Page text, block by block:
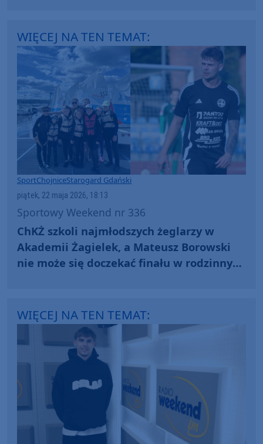
WIĘCEJ NA TEN TEMAT:
SportChojniceStarogard Gdański
piątek, 22 maja 2026, 18:13
Sportowy Weekend nr 336
ChKŻ szkoli najmłodszych żeglarzy w
Akademii Żagielek, a Mateusz Borowski
nie może się doczekać finału w rodzinnych
WIĘCEJ NA TEN TEMAT: